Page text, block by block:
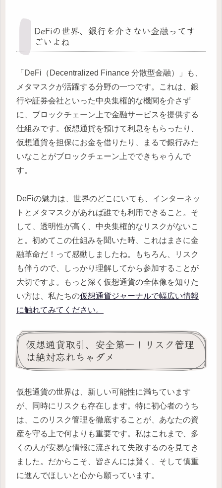
DeFiの世界、銀行を介さない金融ってす
ごいよね
「DeFi（Decentralized Finance 分散型金融）」も、
メタマスクが活躍する分野の一つです。これは、銀
行や証券会社といった中央集権的な機関を介さず
に、ブロックチェーン上で金融サービスを提供する
仕組みです。仮想通貨を預けて利息をもらったり、
仮想通貨を担保にお金を借りたり、まるで銀行みた
いなことがブロックチェーン上でできちゃうんで
す。
DeFiの魅力は、世界のどこにいても、インターネッ
トとメタマスクがあれば誰でも利用できること。そ
して、透明性が高く、中央集権的なリスクがないこ
と。初めてこの仕組みを聞いた時、これはまさに金
融革命だ！って感動しましたね。もちろん、リスク
も伴うので、しっかり理解してから参加することが
大切ですよ。もっと深く仮想通貨の全体像を知りた
い方は、私たちの仮想通貨ジャーナルで幅広い情報
に触れてみてください。
仮想通貨取引、安全第一！リスク管理
は絶対忘れちゃダメ
仮想通貨の世界は、新しい可能性に満ちています
が、同時にリスクも存在します。特に初心者のうち
は、このリスク管理を徹底することが、あなたの資
産を守る上で何よりも重要です。私はこれまで、多
くの人が安易な情報に流されて失敗するのを見てき
ました。だからこそ、皆さんには賢く、そして慎重
に進んでほしいと心から願っています。